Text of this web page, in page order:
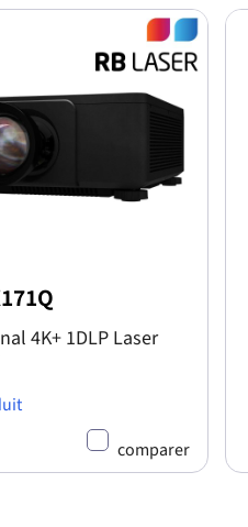
4K+ 1DLP Laser
comparer